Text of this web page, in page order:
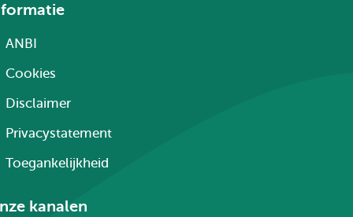
ANBI
Cookies
Disclaimer
Privacystatement
Toegankelijkheid
kanalen